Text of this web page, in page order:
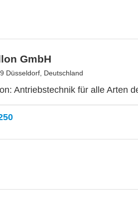
GmbH
Düsseldorf, Deutschland
Antriebstechnik für alle Arten